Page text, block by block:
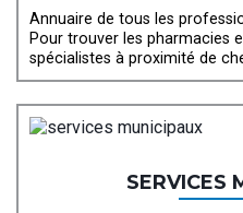
Annuaire de tous les
Pour trouver les pharmacies
spécialistes à proximité de
SERVICES